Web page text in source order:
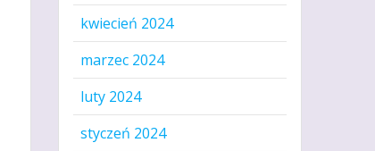
kwiecień 2024
marzec 2024
luty 2024
styczeń 2024